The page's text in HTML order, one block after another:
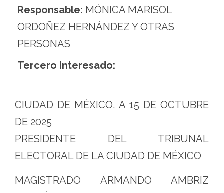
Responsable: MÓNICA MARISOL
ORDOÑEZ HERNÁNDEZ Y OTRAS
PERSONAS
Tercero Interesado:
CIUDAD DE MÉXICO, A 15 DE OCTUBRE
DE 2025
PRESIDENTE DEL TRIBUNAL
ELECTORAL DE LA CIUDAD DE MÉXICO
MAGISTRADO ARMANDO AMBRIZ